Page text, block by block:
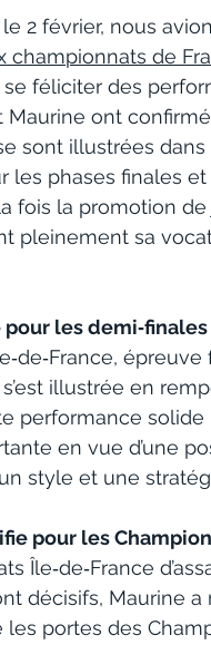
le 2 février, nous
championnats de
féliciter des
Maurine ont
sont illustrées
les phases finales
la fois la promotion
pleinement sa
les demi‑finales
illustrée en
performance
en vue d’une
style et une
pour les
Île‑de‑France
décisifs, Maurine
portes des